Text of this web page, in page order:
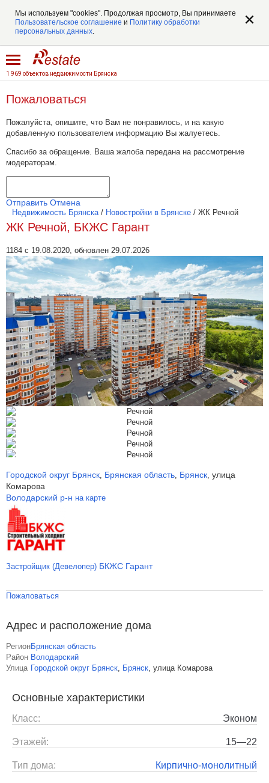
Мы используем "cookies". Продолжая просмотр, Вы принимаете
Пользовательское соглашение и Политику обработки
персональных данных.
1 969 объектов недвижимости Брянска
Пожаловаться
Пожалуйста, опишите, что Вам не понравилось, и на какую
добавленную пользователем информацию Вы жалуетесь.
Спасибо за обращение. Ваша жалоба передана на рассмотрение
модераторам.
Отправить Отмена
Недвижимость Брянска/ Новостройки в Брянске / ЖК Речной
ЖК Речной, БКЖС Гарант
1184 с 19.08.2020, обновлен 29.07.2026
Городской округ Брянск, Брянская область, Брянск, улица
Комарова
Володарский р-н на карте
Застройщик (Девелопер) БКЖС Гарант
Пожаловаться
Адрес и расположение дома
РегионБрянская область
Район Володарский
Улица Городской округ Брянск, Брянск, улица Комарова
Основные характеристики
Класс: Эконом
Этажей: 15—22
Тип дома: Кирпично-монолитный